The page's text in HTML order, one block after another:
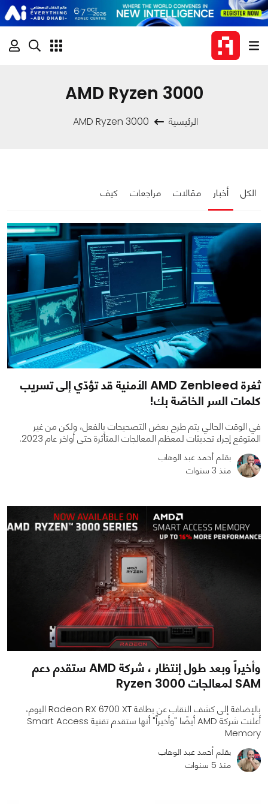
AMD Ryzen 3000
الرئيسية AMD Ryzen 3000
الكل أخبار مقالات مراجعات كيف
ثغرة AMD Zenbleed الأمنية قد تؤدّي إلى تسريب
كلمات السر الخاصّة بك!
في الوقت الحالي يتم طرح بعض التصحيحات بالفعل، ولكن من غير
المتوقع إجراء تحديثات لمعظم المعالجات المتأثرة حتى أواخر عام 2023.
بقلم أحمد عبد الوهاب
منذ 3 سنوات
وأخيراً وبعد طول إنتظار ، شركة AMD ستقدم دعم
SAM لمعالجات Ryzen 3000
بالإضافة إلى كشف النقاب عن بطاقة Radeon RX 6700 XT اليوم،
أعلنت شركة AMD أيضًا "وأخيراً" أنها ستقدم تقنية Smart Access
Memory
بقلم أحمد عبد الوهاب
منذ 5 سنوات